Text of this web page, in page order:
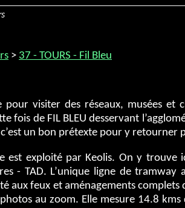
> 37 - TOURS - Fil Bleu
visiter des réseaux, musées
fois de FIL BLEU desservant
un bon prétexte pour y retourner
est exploité par Keolis. On y
- TAD. L’unique ligne de
feux et aménagements complets
au zoom. Elle mesure 14.8